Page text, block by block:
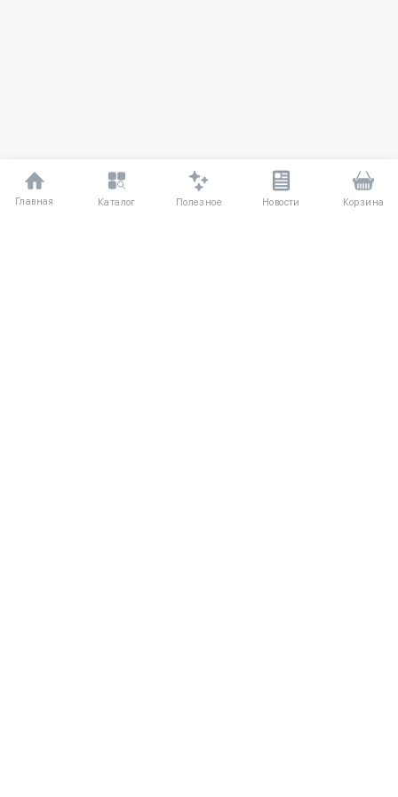
Главная Каталог Полезное Новости Корзина